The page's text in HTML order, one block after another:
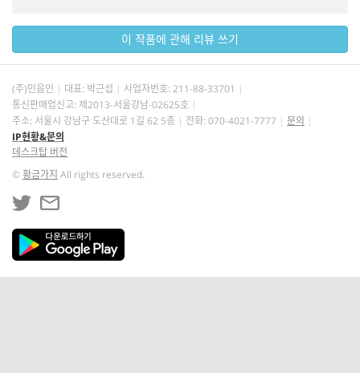
이 작품에 관해 리뷰 쓰기
(주)민음인 대표: 박근섭 사업자번호: 211-88-33701
통신판매업신고: 제2013-서울강남-02625호
주소: 서울시 강남구 도산대로 1길 62 5층
전화: 070-4021-7777
문의
IP현황&문의
데스크탑 버전
©황금가지 All rights reserved.